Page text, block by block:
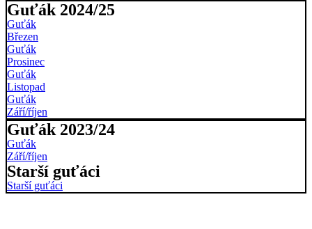
Guťák 2024/25
Guťák
Březen
Guťák
Prosinec
Guťák
Listopad
Guťák
Září/říjen
Guťák 2023/24
Guťák
Září/říjen
Starší guťáci
Starší guťáci